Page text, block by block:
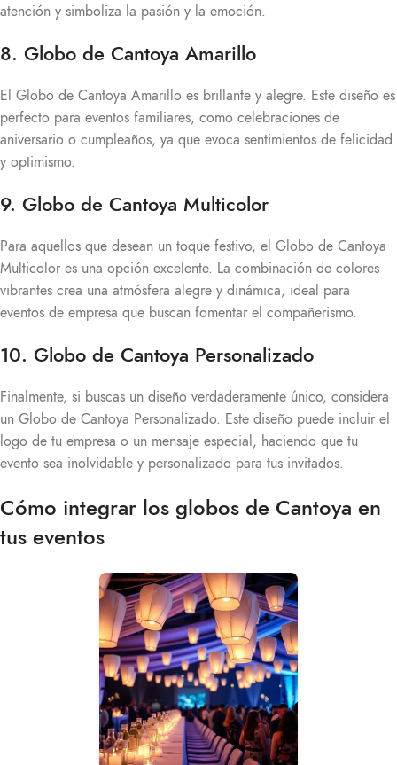
atención y simboliza la pasión y la emoción.
8. Globo de Cantoya Amarillo
El Globo de Cantoya Amarillo es brillante y alegre. Este diseño es
perfecto para eventos familiares, como celebraciones de
aniversario o cumpleaños, ya que evoca sentimientos de felicidad
y optimismo.
9. Globo de Cantoya Multicolor
Para aquellos que desean un toque festivo, el Globo de Cantoya
Multicolor es una opción excelente. La combinación de colores
vibrantes crea una atmósfera alegre y dinámica, ideal para
eventos de empresa que buscan fomentar el compañerismo.
10. Globo de Cantoya Personalizado
Finalmente, si buscas un diseño verdaderamente único, considera
un Globo de Cantoya Personalizado. Este diseño puede incluir el
logo de tu empresa o un mensaje especial, haciendo que tu
evento sea inolvidable y personalizado para tus invitados.
Cómo integrar los globos de Cantoya en
tus eventos